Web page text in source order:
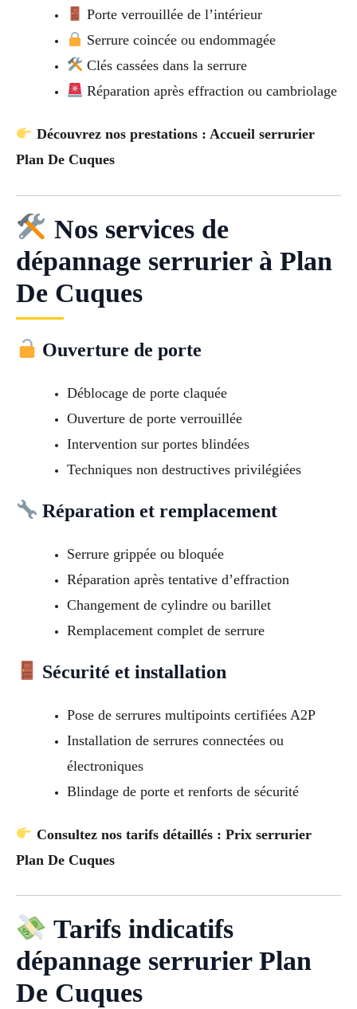
Porte verrouillée de l’intérieur
Serrure coincée ou endommagée
Clés cassées dans la serrure
Réparation après effraction ou cambriolage
Découvrez nos prestations : Accueil serrurier
Plan De Cuques
Nos services de
dépannage serrurier à Plan
De Cuques
Ouverture de porte
Déblocage de porte claquée
Ouverture de porte verrouillée
Intervention sur portes blindées
Techniques non destructives privilégiées
Réparation et remplacement
Serrure grippée ou bloquée
Réparation après tentative d’effraction
Changement de cylindre ou barillet
Remplacement complet de serrure
Sécurité et installation
Pose de serrures multipoints certifiées A2P
Installation de serrures connectées ou
électroniques
Blindage de porte et renforts de sécurité
Consultez nos tarifs détaillés : Prix serrurier
Plan De Cuques
Tarifs indicatifs
dépannage serrurier Plan
De Cuques